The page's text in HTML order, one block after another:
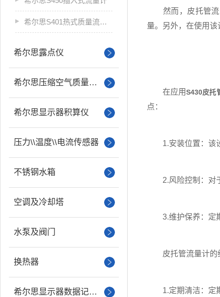
希尔思S401热式质量流量计
希尔思露点仪
希尔思压缩空气质量分析
希尔思显示器积算仪
压力\\温度\\电流传感器
不锈钢水箱
空调及冷却塔
水泵及阀门
换热器
希尔思显示器数据记录仪
然而，皮托管流量
量。另外，在使用
在应用S430皮托
点：
1.安装位置：该设
2.风险控制：对于
3.维护保养：定期
皮托管流量计的
1.定期清洁：定期